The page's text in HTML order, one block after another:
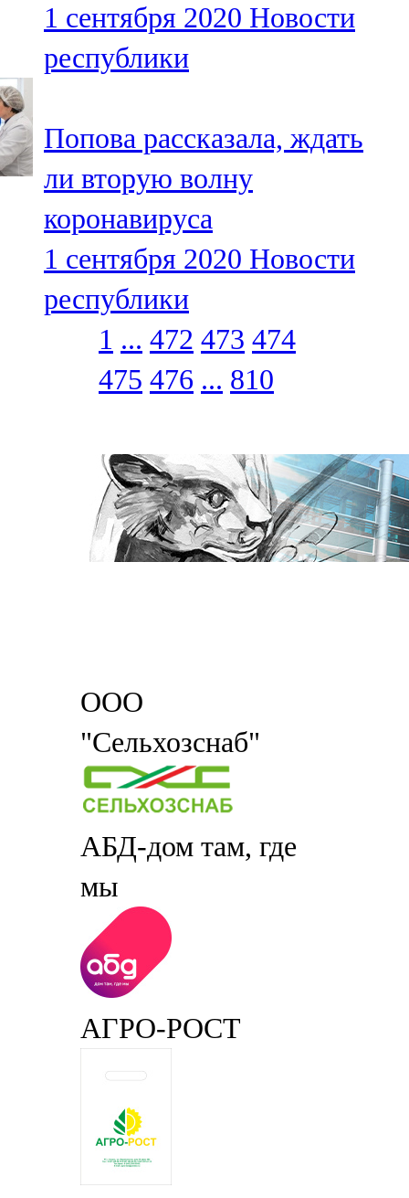
1 сентября 2020 Новости
республики
Попова рассказала, ждать
ли вторую волну
коронавируса
1 сентября 2020 Новости
республики
1 ... 472 473 474
475 476 ... 810
ООО
"Сельхозснаб"
АБД-дом там, где
мы
АГРО-РОСТ